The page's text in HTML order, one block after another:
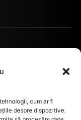
cum ar fi
despre dispozitive.